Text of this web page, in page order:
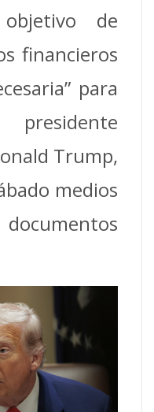
de
financieros
para
Trump,
medios